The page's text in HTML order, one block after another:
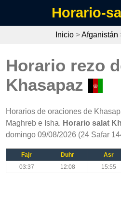
Horario-
Inicio>Afganistán
Horario rezo
Khasapaz
Horarios de oraciones de
Maghreb e Isha. Horario salat
domingo 09/08/2026 (24 Safar
Fajr Duhr Asr
03:37
12:08 15:55